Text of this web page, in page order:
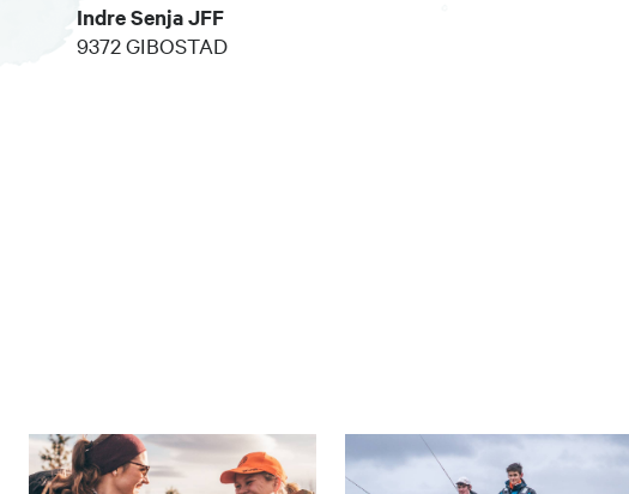
Indre Senja JFF
9372 GIBOSTAD